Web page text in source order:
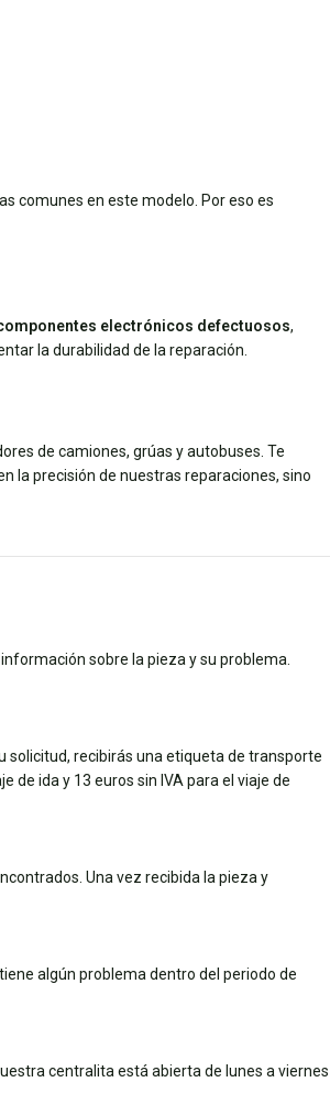
comunes en este modelo. Por eso es
electrónicos defectuosos,
la durabilidad de la reparación.
de camiones, grúas y autobuses. Te
la precisión de nuestras reparaciones, sino
sobre la pieza y su problema.
solicitud, recibirás una etiqueta de transporte
de ida y 13 euros sin IVA para el viaje de
Una vez recibida la pieza y
algún problema dentro del periodo de
centralita está abierta de lunes a viernes